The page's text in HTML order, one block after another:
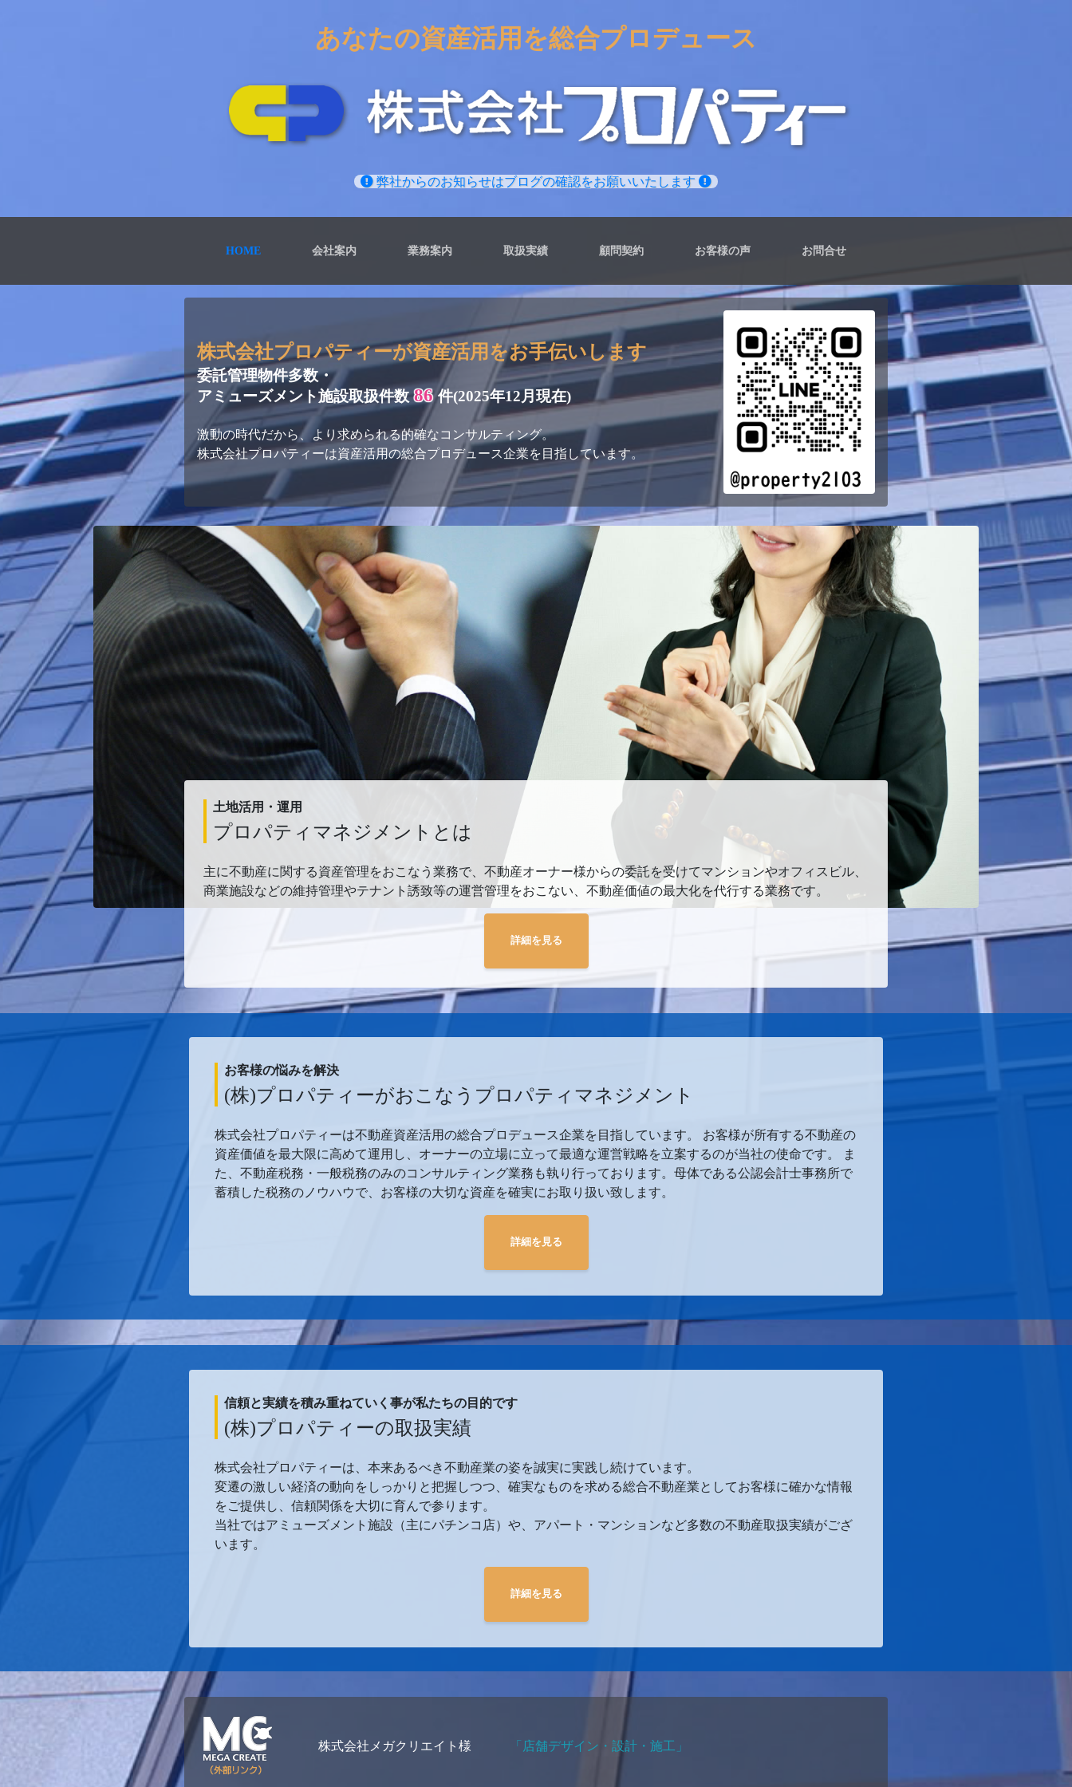
あなたの資産活用を総合プロデュース
弊社からのお知らせはブログの確認をお願いいたします
HOME(CURRENT)会社案内 業務案内 取扱実績 顧問契約 お客様の声 お問合せ
株式会社プロパティーが資産活用をお手伝いします
委託管理物件多数・
アミューズメント施設取扱件数86件(2025年12月現在)
激動の時代だから、より求められる的確なコンサルティング。
株式会社プロパティーは資産活用の総合プロデュース企業を目指しています。
土地活用・運用
プロパティマネジメントとは
主に不動産に関する資産管理をおこなう業務で、不動産オーナー様からの委託を受けてマンションやオフィスビル、
商業施設などの維持管理やテナント誘致等の運営管理をおこない、不動産価値の最大化を代行する業務です。
詳細を見る
お客様の悩みを解決
(株)プロパティーがおこなうプロパティマネジメント
株式会社プロパティーは不動産資産活用の総合プロデュース企業を目指しています。 お客様が所有する不動産の
資産価値を最大限に高めて運用し、オーナーの立場に立って最適な運営戦略を立案するのが当社の使命です。 ま
た、不動産税務・一般税務のみのコンサルティング業務も執り行っております。母体である公認会計士事務所で
蓄積した税務のノウハウで、お客様の大切な資産を確実にお取り扱い致します。
詳細を見る
信頼と実績を積み重ねていく事が私たちの目的です
(株)プロパティーの取扱実績
株式会社プロパティーは、本来あるべき不動産業の姿を誠実に実践し続けています。
変遷の激しい経済の動向をしっかりと把握しつつ、確実なものを求める総合不動産業としてお客様に確かな情報
をご提供し、信頼関係を大切に育んで参ります。
当社ではアミューズメント施設（主にパチンコ店）や、アパート・マンションなど多数の不動産取扱実績がござ
います。
詳細を見る
株式会社メガクリエイト様 「店舗デザイン・設計・施工」